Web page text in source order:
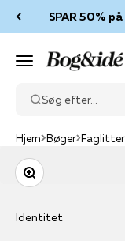
SPAR 50%
Menu Bog & idé
Søg efter...
Hjem Bøger
Zoom
Identitet